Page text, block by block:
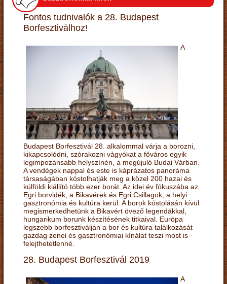
Fontos tudnivalók a 28. Budapest
Borfesztiválhoz!
A
Budapest Borfesztivál 28. alkalommal várja a borozni,
kikapcsolódni, szórakozni vágyókat a főváros egyik
legimpozánsabb helyszínén, a megújuló Budai Várban.
A vendégek nappal és este is káprázatos panoráma
társaságában kóstolhatják meg a közel 200 hazai és
külföldi kiállító több ezer borát. Az idei év fókuszába az
Egri borvidék, a Bikavérek és Egri Csillagok, a helyi
gasztronómia és kultúra kerül. A borok kóstolásán kívül
megismerkedhetünk a Bikavért övező legendákkal,
hungarikum borunk készítésének titkaival. Európa
legszebb borfesztiválján a bor és kultúra találkozását
gazdag zenei és gasztronómiai kínálat teszi most is
felejthetetlenné.
28. Budapest Borfesztivál 2019
A